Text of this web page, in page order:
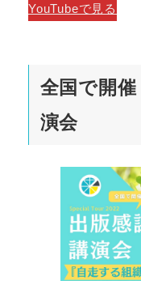
YouTubeで見る
全国で開
演会